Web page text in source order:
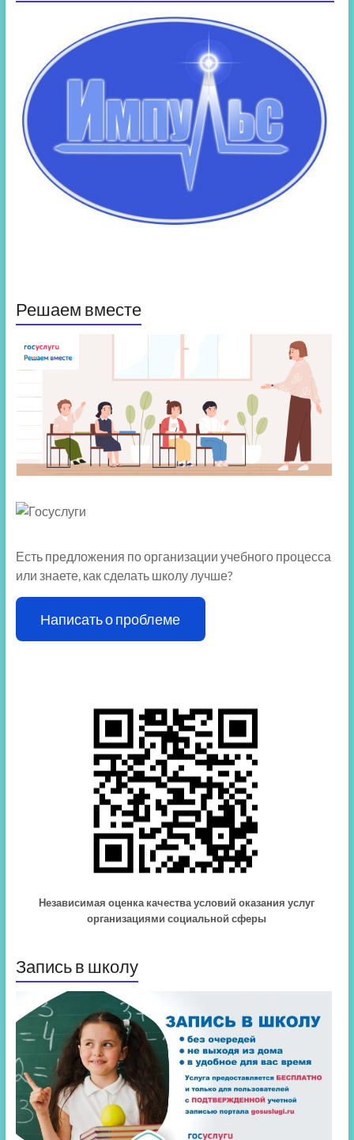
Решаем вместе
Есть предложения по организации учебного процесса
или знаете, как сделать школу лучше?
Написать о проблеме
Независимая оценка качества условий оказания услуг
организациями социальной сферы
Запись в школу